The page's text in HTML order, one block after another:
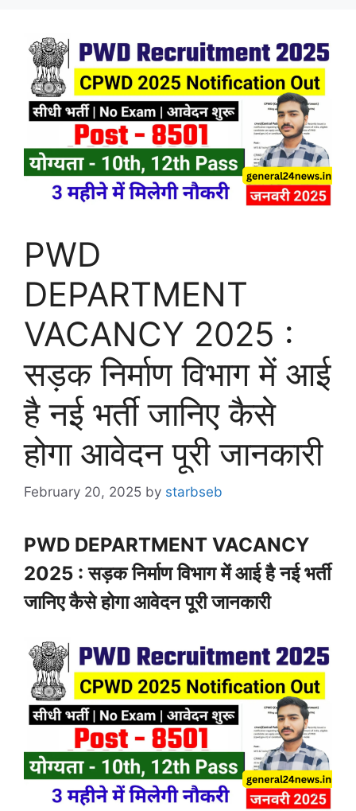
PWD
DEPARTMENT
VACANCY 2025 :
सड़क निर्माण विभाग में आई
है नई भर्ती जानिए कैसे
होगा आवेदन पूरी जानकारी
February 20, 2025 by starbseb
PWD DEPARTMENT VACANCY
2025 : सड़क निर्माण विभाग में आई है नई भर्ती
जानिए कैसे होगा आवेदन पूरी जानकारी